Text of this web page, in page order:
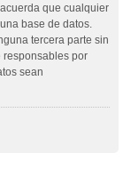
que cualquier
base de datos.
tercera parte sin
responsables por
sean